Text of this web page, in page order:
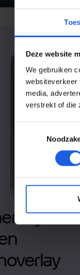
Deze website
We gebruiken
websiteverkeer
media,
verstrekt of die
je